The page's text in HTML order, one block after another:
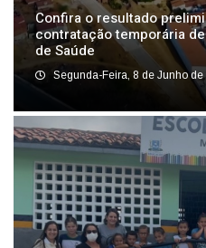
Confira o resultado
contratação temporária
de Saúde
Segunda-Feira, 8 de Junho de